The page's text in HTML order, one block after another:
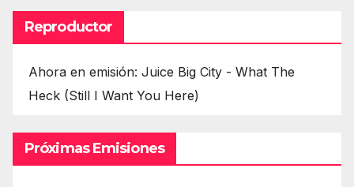
Reproductor
Ahora en emisión: Juice Big City - What The
Heck (Still I Want You Here)
Próximas Emisiones